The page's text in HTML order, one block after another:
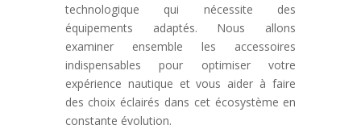
technologique qui nécessite des
équipements adaptés. Nous allons
examiner ensemble les accessoires
indispensables pour optimiser votre
expérience nautique et vous aider à faire
des choix éclairés dans cet écosystème en
constante évolution.